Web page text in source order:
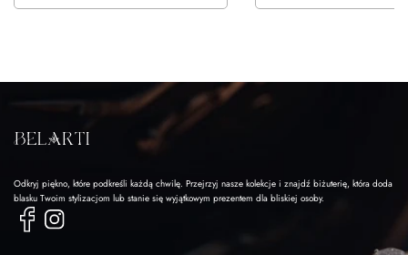
Odkryj piękno, które podkreśli każdą chwilę. Przejrzyj nasze kolekcje i znajdź biżuterię, która doda
blasku Twoim stylizacjom lub stanie się wyjątkowym prezentem dla bliskiej osoby.